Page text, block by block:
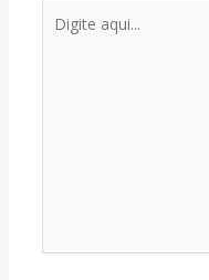
aqui...